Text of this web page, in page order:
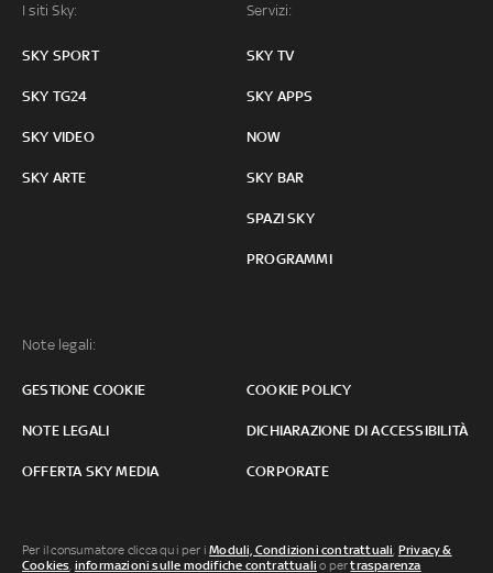
I siti Sky:
SKY SPORT
SKY TG24
SKY VIDEO
SKY ARTE
Servizi:
SKY TV
SKY APPS
NOW
SKY BAR
SPAZI SKY
PROGRAMMI
Note legali:
GESTIONE COOKIE COOKIE POLICY
NOTE LEGALI DICHIARAZIONE DI ACCESSIBILITÀ
OFFERTA SKY MEDIA CORPORATE
Per il consumatore clicca qui per iModuli, Condizioni contrattuali Privacy &
Cookies informazioni sulle modifiche contrattuali o pertrasparenza